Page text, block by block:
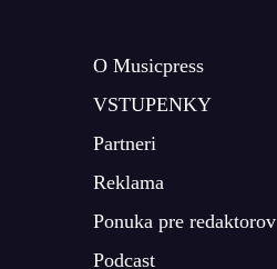
O Musicpress
VSTUPENKY
Partneri
Reklama
Ponuka pre redaktorov
Podcast